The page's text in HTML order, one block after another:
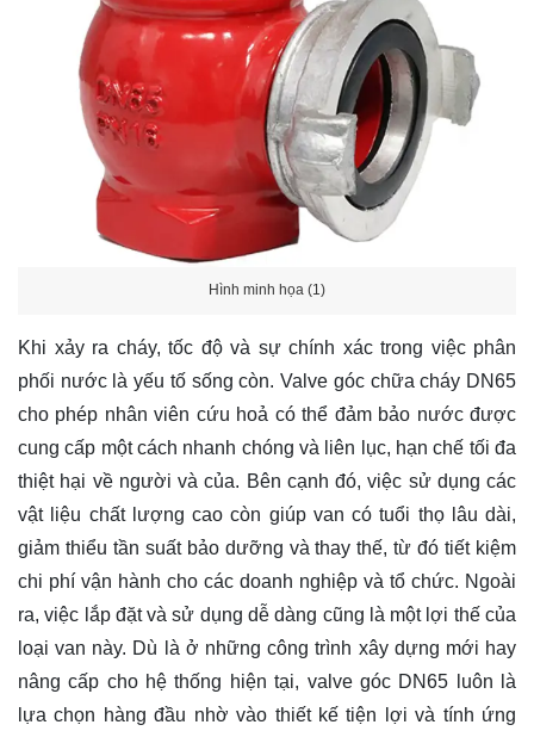
Hình minh họa (1)
Khi xảy ra cháy, tốc độ và sự chính xác trong việc phân
phối nước là yếu tố sống còn. Valve góc chữa cháy DN65
cho phép nhân viên cứu hoả có thể đảm bảo nước được
cung cấp một cách nhanh chóng và liên lục, hạn chế tối đa
thiệt hại về người và của. Bên cạnh đó, việc sử dụng các
vật liệu chất lượng cao còn giúp van có tuổi thọ lâu dài,
giảm thiểu tần suất bảo dưỡng và thay thế, từ đó tiết kiệm
chi phí vận hành cho các doanh nghiệp và tổ chức. Ngoài
ra, việc lắp đặt và sử dụng dễ dàng cũng là một lợi thế của
loại van này. Dù là ở những công trình xây dựng mới hay
nâng cấp cho hệ thống hiện tại, valve góc DN65 luôn là
lựa chọn hàng đầu nhờ vào thiết kế tiện lợi và tính ứng